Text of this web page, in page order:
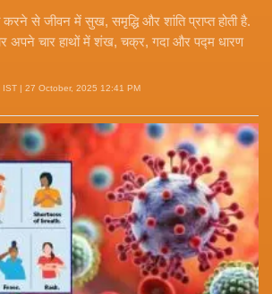
करने से जीवन में सुख, समृद्धि और शांति प्राप्त होती है.
अपने चार हाथों में शंख, चक्र, गदा और पद्म धारण
| 27 October, 2025 12:41 PM